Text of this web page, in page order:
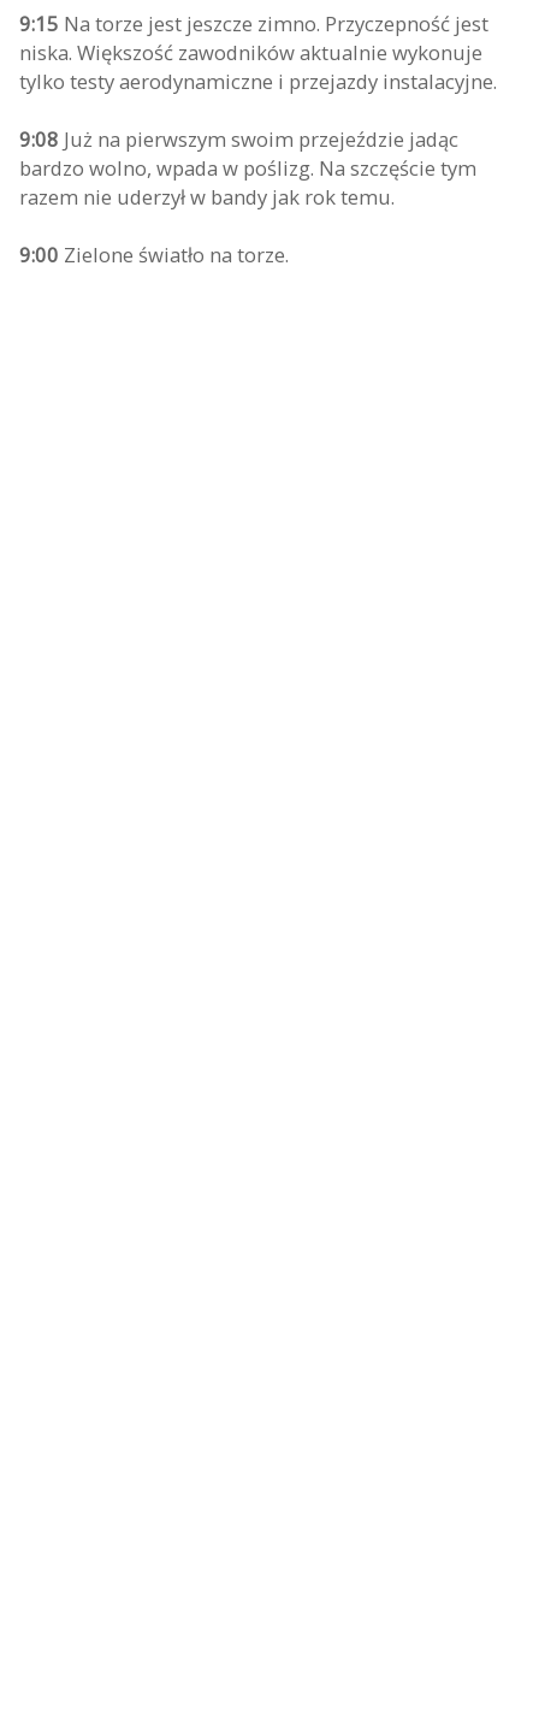
9:15 Na torze jest jeszcze zimno. Przyczepność jest
niska. Większość zawodników aktualnie wykonuje
tylko testy aerodynamiczne i przejazdy instalacyjne.
9:08 Już na pierwszym swoim przejeździe jadąc
bardzo wolno, wpada w poślizg. Na szczęście tym
razem nie uderzył w bandy jak rok temu.
9:00 Zielone światło na torze.